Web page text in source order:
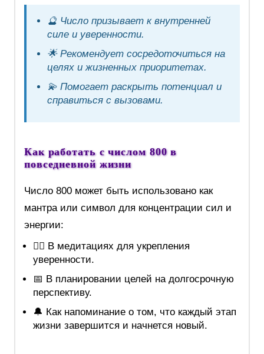
🔮 Число призывает к внутренней
силе и уверенности.
🌟 Рекомендует сосредоточиться на
целях и жизненных приоритетах.
💫 Помогает раскрыть потенциал и
справиться с вызовами.
Как работать с числом 800 в
повседневной жизни
Число 800 может быть использовано как
мантра или символ для концентрации сил и
энергии:
🧘‍♀️ В медитациях для укрепления
уверенности.
📅 В планировании целей на долгосрочную
перспективу.
🔔 Как напоминание о том, что каждый этап
жизни завершится и начнется новый.